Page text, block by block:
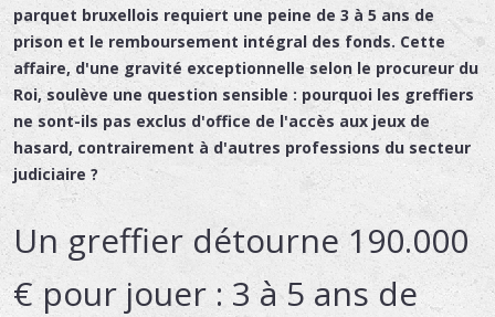
parquet bruxellois requiert une peine de 3 à 5 ans de
prison et le remboursement intégral des fonds. Cette
affaire, d'une gravité exceptionnelle selon le procureur du
Roi, soulève une question sensible : pourquoi les greffiers
ne sont-ils pas exclus d'office de l'accès aux jeux de
hasard, contrairement à d'autres professions du secteur
judiciaire ?
Un greffier détourne 190.000
€ pour jouer : 3 à 5 ans de